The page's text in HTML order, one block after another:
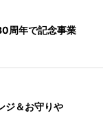
周年で記念事業
ジ＆お守りや